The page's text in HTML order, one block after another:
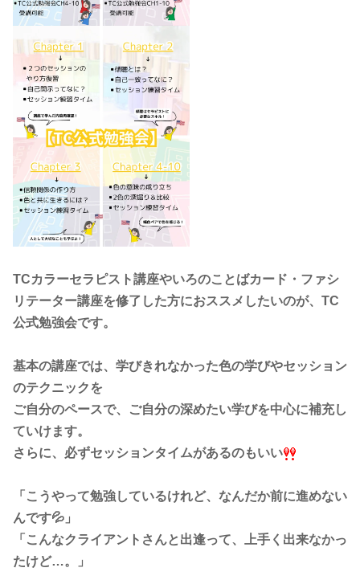
TCカラーセラピスト講座やいろのことばカード・ファシ
リテーター講座を修了した方におススメしたいのが、TC
公式勉強会です。
基本の講座では、学びきれなかった色の学びやセッション
のテクニックを
ご自分のペースで、ご自分の深めたい学びを中心に補充し
ていけます。
さらに、必ずセッションタイムがあるのもいい
「こうやって勉強しているけれど、なんだか前に進めない
んです💦」
「こんなクライアントさんと出逢って、上手く出来なかっ
たけど…。」